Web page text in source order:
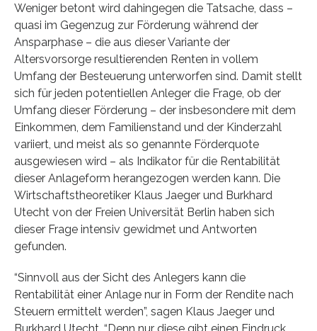
Weniger betont wird dahingegen die Tatsache, dass –
quasi im Gegenzug zur Förderung während der
Ansparphase – die aus dieser Variante der
Altersvorsorge resultierenden Renten in vollem
Umfang der Besteuerung unterworfen sind. Damit stellt
sich für jeden potentiellen Anleger die Frage, ob der
Umfang dieser Förderung – der insbesondere mit dem
Einkommen, dem Familienstand und der Kinderzahl
variiert, und meist als so genannte Förderquote
ausgewiesen wird – als Indikator für die Rentabilität
dieser Anlageform herangezogen werden kann. Die
Wirtschaftstheoretiker Klaus Jaeger und Burkhard
Utecht von der Freien Universität Berlin haben sich
dieser Frage intensiv gewidmet und Antworten
gefunden.
“Sinnvoll aus der Sicht des Anlegers kann die
Rentabilität einer Anlage nur in Form der Rendite nach
Steuern ermittelt werden”, sagen Klaus Jaeger und
Burkhard Utecht. “Denn nur diese gibt einen Eindruck